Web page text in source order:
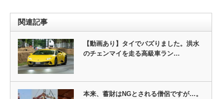
関連記事
【動画あり】タイでバズりました。洪水
のチェンマイを走る高級車ラン…
本来、蓄財はNGとされる僧侶ですが…。